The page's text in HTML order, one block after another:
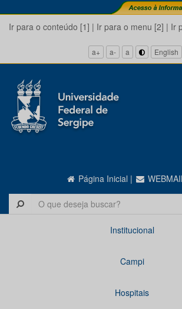
Ir para o conteúdo [1] | Ir para o menu [2] | Ir
a+ a- a English
Página Inicial |
Institucional
Campi
Hospitais